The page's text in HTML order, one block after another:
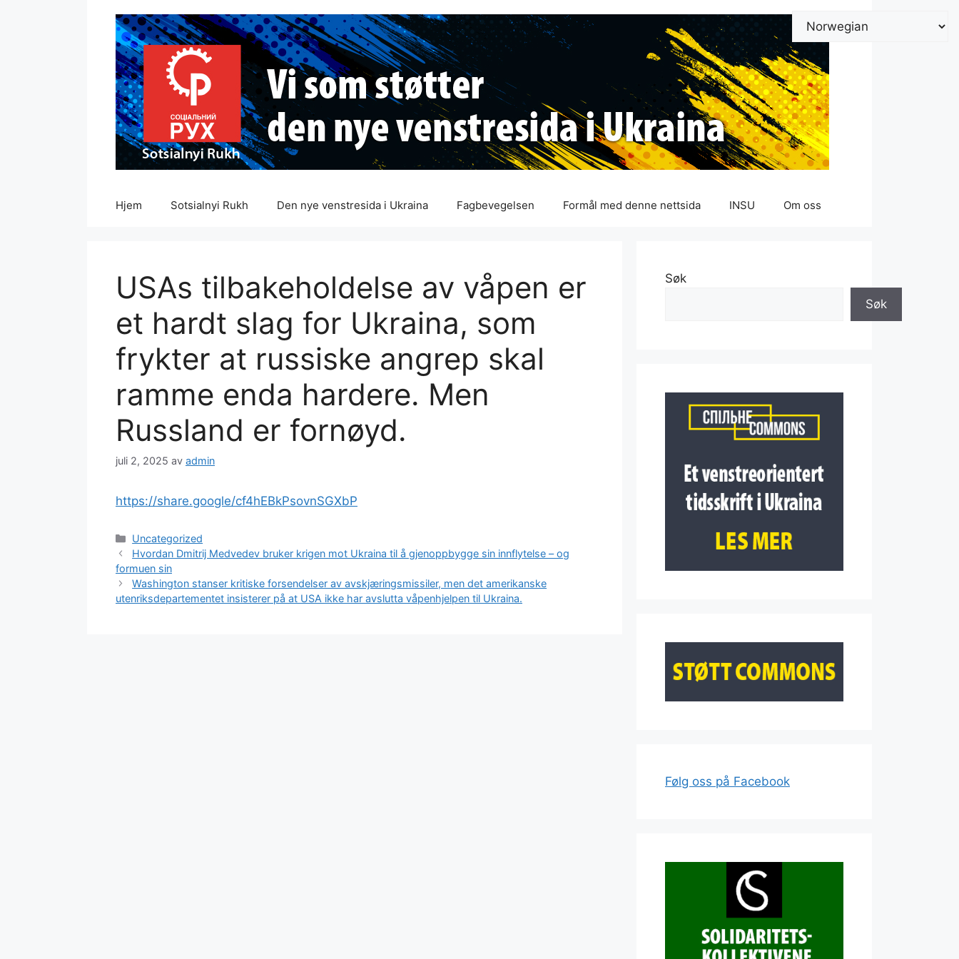
Hjem Sotsialnyi Rukh Den nye venstresida i Ukraina Fagbevegelsen Formål med denne nettsida INSU Om oss
USAs tilbakeholdelse av våpen er
et hardt slag for Ukraina, som
frykter at russiske angrep skal
ramme enda hardere. Men
Russland er fornøyd.
juli 2, 2025 av admin
https://share.google/cf4hEBkPsovnSGXbP
Kategorier
Uncategorized
Hvordan Dmitrij Medvedev bruker krigen mot Ukraina til å gjenoppbygge sin innflytelse – og
formuen sin
Washington stanser kritiske forsendelser av avskjæringsmissiler, men det amerikanske
utenriksdepartementet insisterer på at USA ikke har avslutta våpenhjelpen til Ukraina.
Søk
Søk
Følg oss på Facebook